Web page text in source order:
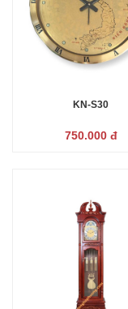
KN-S30
750.000 đ